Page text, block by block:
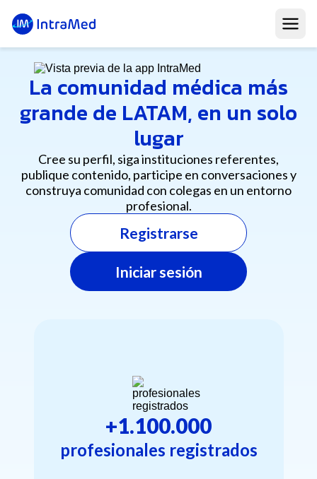
Funciones
Cómo unirse
Contenidos
Instituciones
FAQ
La comunidad médica más
grande de LATAM, en un solo
lugar
Cree su perfil, siga instituciones referentes,
publique contenido, participe en conversaciones y
construya comunidad con colegas en un entorno
profesional.
Registrarse
Iniciar sesión
+1.100.000
profesionales registrados